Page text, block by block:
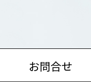
お問合せ